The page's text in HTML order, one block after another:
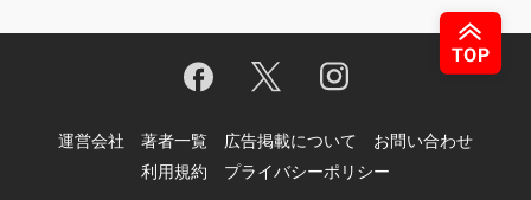
運営会社 著者一覧 広告掲載について
お問い合わせ
利用規約
プライバシーポリシー